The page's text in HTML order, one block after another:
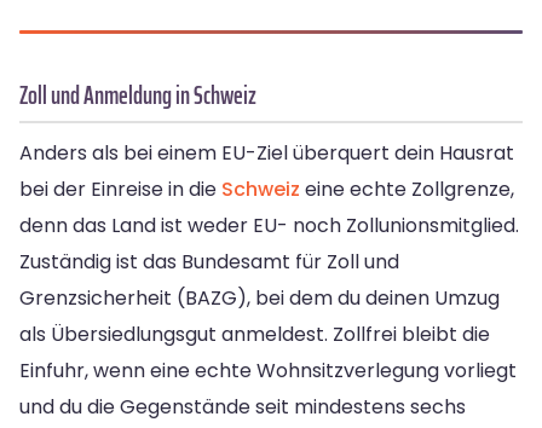
Zoll und Anmeldung in Schweiz
Anders als bei einem EU-Ziel überquert dein Hausrat
bei der Einreise in die Schweiz eine echte Zollgrenze,
denn das Land ist weder EU- noch Zollunionsmitglied.
Zuständig ist das Bundesamt für Zoll und
Grenzsicherheit (BAZG), bei dem du deinen Umzug
als Übersiedlungsgut anmeldest. Zollfrei bleibt die
Einfuhr, wenn eine echte Wohnsitzverlegung vorliegt
und du die Gegenstände seit mindestens sechs